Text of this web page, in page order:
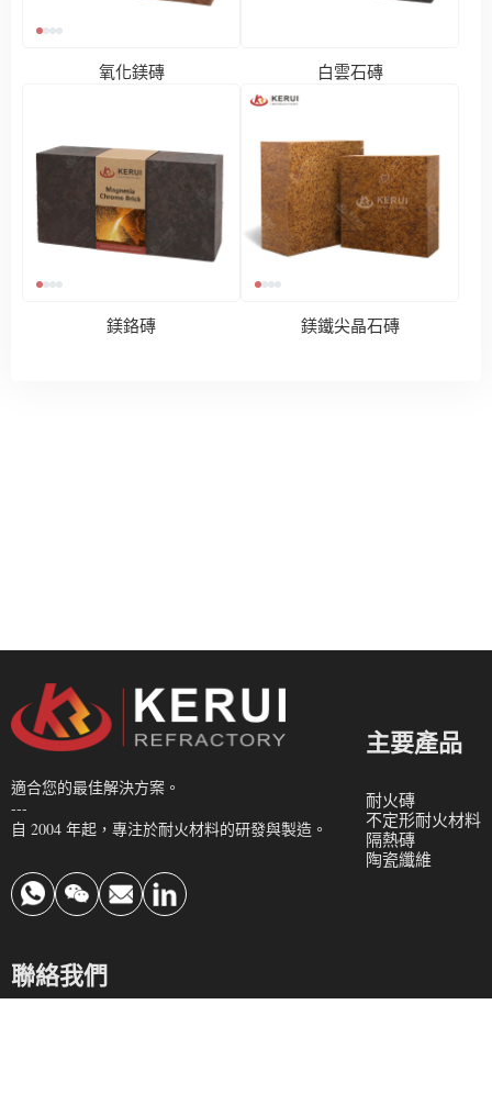
氧化鎂磚 白雲石磚
鎂鉻磚 鎂鐵尖晶石磚
適合您的最佳解決方案。
---
自 2004 年起，專注於耐火材料的研發與製造。
主要產品
耐火磚
不定形耐火材料
隔熱磚
陶瓷纖維
聯絡我們